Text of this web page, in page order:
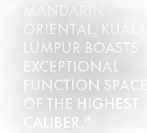
MANDARIN
ORIENTAL, KUALA
LUMPUR BOASTS
EXCEPTIONAL
FUNCTION SPACES
OF THE HIGHEST
CALIBER.